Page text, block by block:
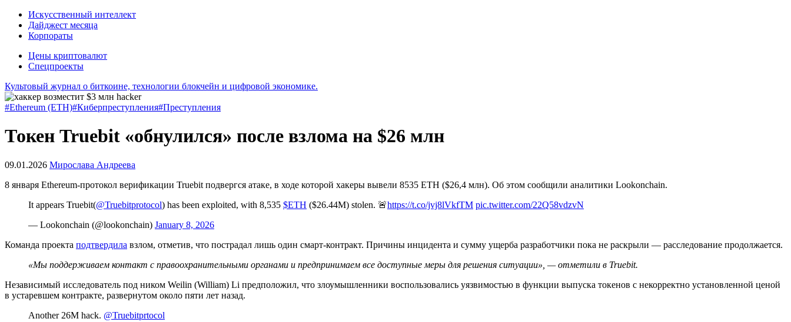
Искусственный интеллект
Дайджест месяца
Корпораты
Цены криптовалют
Спецпроекты
Культовый журнал о биткоине, технологии блокчейн и цифровой экономике.
#Ethereum (ETH)#Киберпреступления#Преступления
Токен Truebit «обнулился» после взлома на $26 млн
09.01.2026 Мирослава Андреева
8 января Ethereum-протокол верификации Truebit подвергся атаке, в ходе которой хакеры вывели 8535 ETH ($26,4 млн). Об этом сообщили аналитики Lookonchain.
It appears Truebit(@Truebitprotocol) has been exploited, with 8,535 $ETH ($26.44M) stolen. 🚨https://t.co/jvj8lVkfTM pic.twitter.com/22Q58vdzvN
— Lookonchain (@lookonchain) January 8, 2026
Команда проекта подтвердила взлом, отметив, что пострадал лишь один смарт-контракт. Причины инцидента и сумму ущерба разработчики пока не раскрыли — расследование продолжается.
«Мы поддерживаем контакт с правоохранительными органами и предпринимаем все доступные меры для решения ситуации», — отметили в Truebit.
Независимый исследователь под ником Weilin (William) Li предположил, что злоумышленники воспользовались уязвимостью в функции выпуска токенов с некорректно установленной ценой
в устаревшем контракте, развернутом около пяти лет назад.
Another 26M hack. @Truebitprtocol